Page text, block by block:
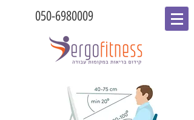
050-6980009